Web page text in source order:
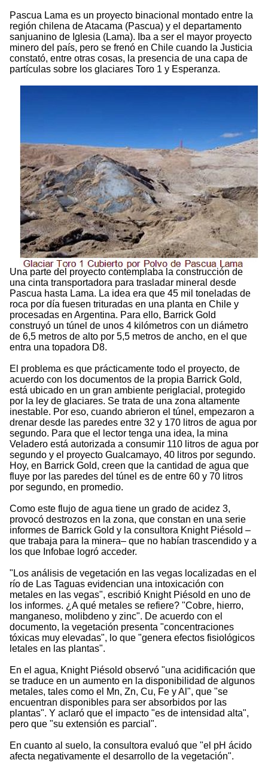
Pascua Lama es un proyecto binacional montado entre la
región chilena de Atacama (Pascua) y el departamento
sanjuanino de Iglesia (Lama). Iba a ser el mayor proyecto
minero del país, pero se frenó en Chile cuando la Justicia
constató, entre otras cosas, la presencia de una capa de
partículas sobre los glaciares Toro 1 y Esperanza.
Una parte del proyecto contemplaba la construcción de
una cinta transportadora para trasladar mineral desde
Pascua hasta Lama. La idea era que 45 mil toneladas de
roca por día fuesen trituradas en una planta en Chile y
procesadas en Argentina. Para ello, Barrick Gold
construyó un túnel de unos 4 kilómetros con un diámetro
de 6,5 metros de alto por 5,5 metros de ancho, en el que
entra una topadora D8.
El problema es que prácticamente todo el proyecto, de
acuerdo con los documentos de la propia Barrick Gold,
está ubicado en un gran ambiente periglacial, protegido
por la ley de glaciares. Se trata de una zona altamente
inestable. Por eso, cuando abrieron el túnel, empezaron a
drenar desde las paredes entre 32 y 170 litros de agua por
segundo. Para que el lector tenga una idea, la mina
Veladero está autorizada a consumir 110 litros de agua por
segundo y el proyecto Gualcamayo, 40 litros por segundo.
Hoy, en Barrick Gold, creen que la cantidad de agua que
fluye por las paredes del túnel es de entre 60 y 70 litros
por segundo, en promedio.
Como este flujo de agua tiene un grado de acidez 3,
provocó destrozos en la zona, que constan en una serie
informes de Barrick Gold y la consultora Knight Piésold –
que trabaja para la minera– que no habían trascendido y a
los que Infobae logró acceder.
"Los análisis de vegetación en las vegas localizadas en el
río de Las Taguas evidencian una intoxicación con
metales en las vegas", escribió Knight Piésold en uno de
los informes. ¿A qué metales se refiere? "Cobre, hierro,
manganeso, molibdeno y zinc". De acuerdo con el
documento, la vegetación presenta "concentraciones
tóxicas muy elevadas", lo que "genera efectos fisiológicos
letales en las plantas".
En el agua, Knight Piésold observó "una acidificación que
se traduce en un aumento en la disponibilidad de algunos
metales, tales como el Mn, Zn, Cu, Fe y Al", que "se
encuentran disponibles para ser absorbidos por las
plantas". Y aclaró que el impacto "es de intensidad alta",
pero que "su extensión es parcial".
En cuanto al suelo, la consultora evaluó que "el pH ácido
afecta negativamente el desarrollo de la vegetación".